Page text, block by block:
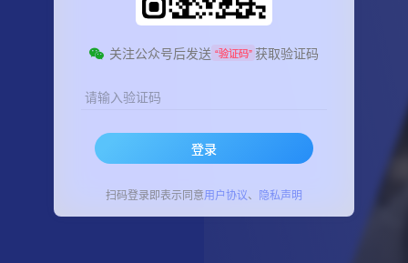
关注公众号后发送 “验证码” 获取验证码
请输入验证码
登录
扫码登录即表示同意用户协议、 隐私声明